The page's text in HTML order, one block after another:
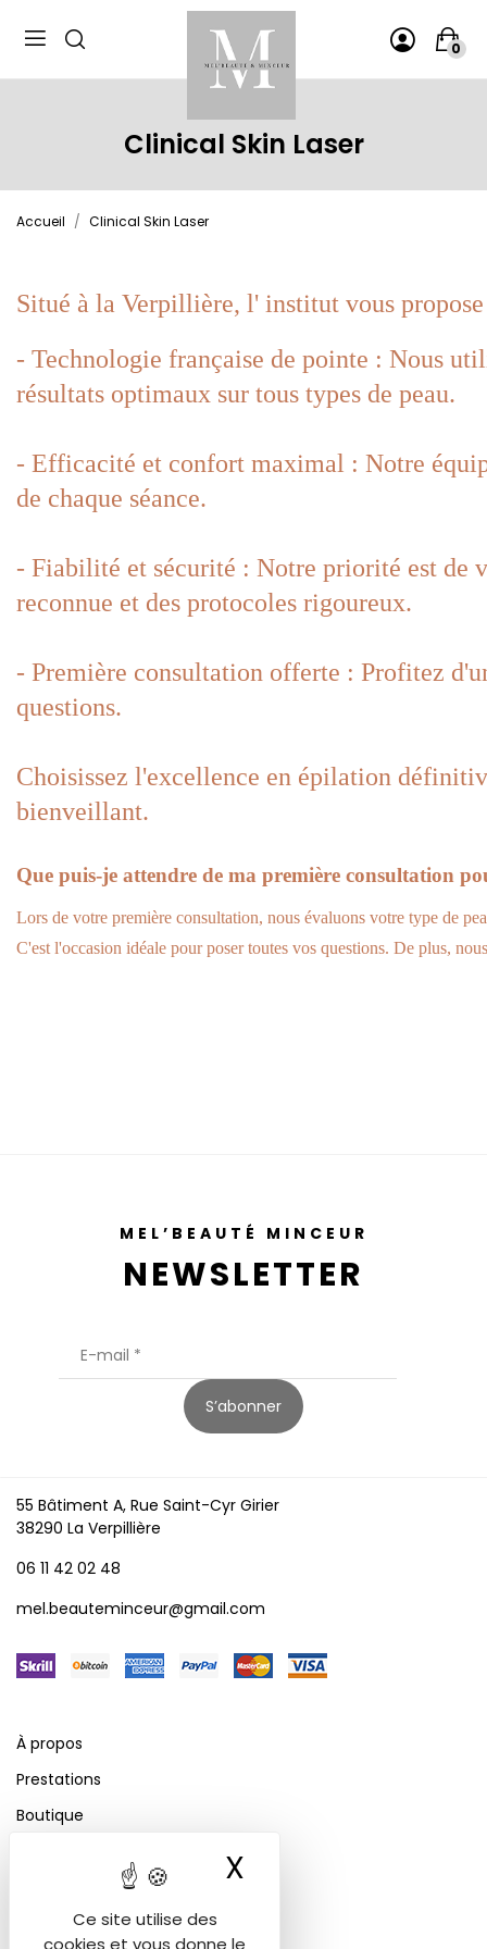
Panneau de gestion des cookies
Ce site utilise des
cookies et vous donne le
X
0
Clinical Skin Laser
Accueil Clinical Skin Laser
Situé à la Verpillière, l' institut vous
- Technologie française de pointe : Nous
résultats optimaux sur tous types de peau.
- Efficacité et confort maximal : Notre
de chaque séance.
- Fiabilité et sécurité : Notre priorité est de
reconnue et des protocoles rigoureux.
- Première consultation offerte : Profitez
questions.
Choisissez l'excellence en épilation
bienveillant.
Que puis-je attendre de ma première consultation
Lors de votre première consultation, nous évaluons votre type de
C'est l'occasion idéale pour poser toutes vos questions. De plus,
MEL’BEAUTÉ MINCEUR
NEWSLETTER
S’abonner
55 Bâtiment A, Rue Saint-Cyr Girier
38290 La Verpillière
06 11 42 02 48
mel.beauteminceur@gmail.com
À propos
Prestations
Boutique
Prendre rendez-vous
Avant / aprés